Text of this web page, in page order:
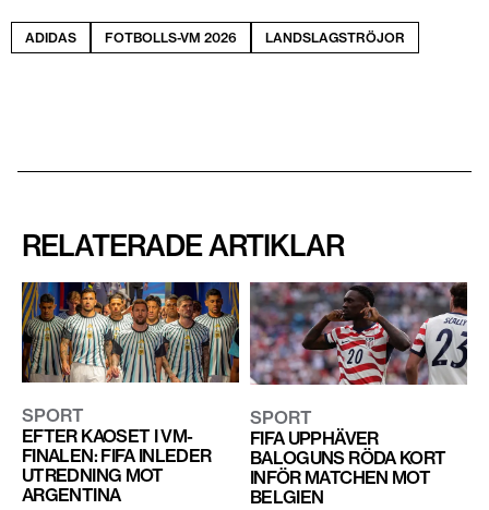
ADIDAS FOTBOLLS-VM 2026 LANDSLAGSTRÖJOR
RELATERADE ARTIKLAR
SPORT
EFTER KAOSET I VM-
FINALEN: FIFA INLEDER
UTREDNING MOT
ARGENTINA
SPORT
FIFA UPPHÄVER
BALOGUNS RÖDA KORT
INFÖR MATCHEN MOT
BELGIEN